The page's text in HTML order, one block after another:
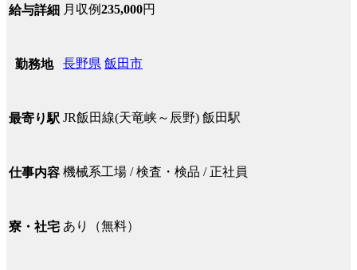
給与詳細 月収例235,000円
勤務地 長野県 飯田市
最寄り駅 JR飯田線(天竜峡～辰野) 飯田駅
仕事内容 機械系工場 / 検査・検品 / 正社員
寮・社宅 あり（無料）